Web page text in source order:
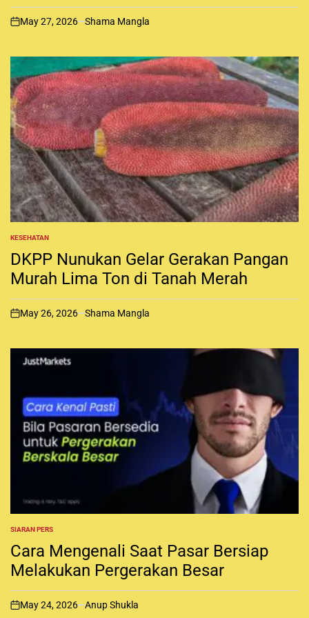
N
o
May 27, 2026 Shama Mangla
P
O
S
T
E
N
KESEHATAN
DKPP Nunukan Gelar Gerakan Pangan
Murah Lima Ton di Tanah Merah
o
May 26, 2026 Shama Mangla
P
O
S
T
E
N
SIARAN PERS
Cara Mengenali Saat Pasar Bersiap
Melakukan Pergerakan Besar
o
May 24, 2026 Anup Shukla